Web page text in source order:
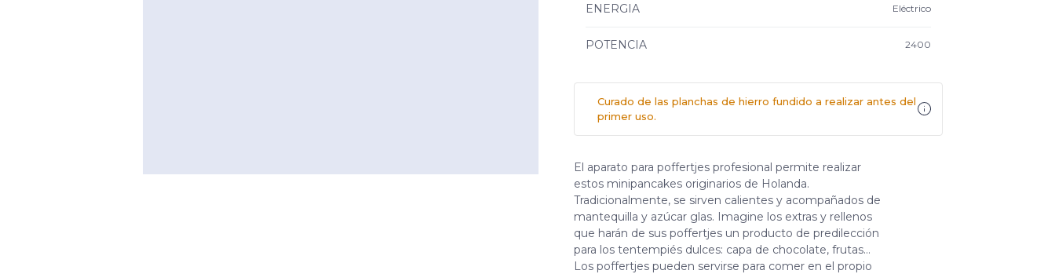
ENERGIA Eléctrico
POTENCIA 2400
Curado de las planchas de hierro fundido a realizar antes del
primer uso.
El aparato para poffertjes profesional permite realizar
estos minipancakes originarios de Holanda.
Tradicionalmente, se sirven calientes y acompañados de
mantequilla y azúcar glas. Imagine los extras y rellenos
que harán de sus poffertjes un producto de predilección
para los tentempiés dulces: capa de chocolate, frutas…
Los poffertjes pueden servirse para comer en el propio